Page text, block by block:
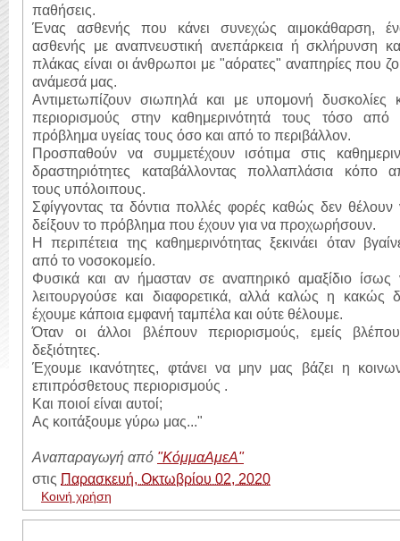
παθήσεις.
Ένας ασθενής που κάνει συνεχώς αιμοκάθαρση,
ασθενής με αναπνευστική ανεπάρκεια ή σκλήρυνση
πλάκας είναι οι άνθρωποι με "αόρατες" αναπηρίες που
ανάμεσά μας.
Αντιμετωπίζουν σιωπηλά και με υπομονή δυσκολίες
περιορισμούς στην καθημερινότητά τους τόσο από
πρόβλημα υγείας τους όσο και από το περιβάλλον.
Προσπαθούν να συμμετέχουν ισότιμα στις
δραστηριότητες καταβάλλοντας πολλαπλάσια κόπο
τους υπόλοιπους.
Σφίγγοντας τα δόντια πολλές φορές καθώς δεν θέλουν
δείξουν το πρόβλημα που έχουν για να προχωρήσουν.
Η περιπέτεια της καθημερινότητας ξεκινάει όταν
από το νοσοκομείο.
Φυσικά και αν ήμασταν σε αναπηρικό αμαξίδιο ίσως
λειτουργούσε και διαφορετικά, αλλά καλώς η κακώς
έχουμε κάποια εμφανή ταμπέλα και ούτε θέλουμε.
Όταν οι άλλοι βλέπουν περιορισμούς, εμείς
δεξιότητες.
Έχουμε ικανότητες, φτάνει να μην μας βάζει η
επιπρόσθετους περιορισμούς .
Και ποιοί είναι αυτοί;
Ας κοιτάξουμε γύρω μας..."
Αναπαραγωγή από "ΚόμμαΑμεΑ"
στις Παρασκευή, Οκτωβρίου 02, 2020
Κοινή χρήση